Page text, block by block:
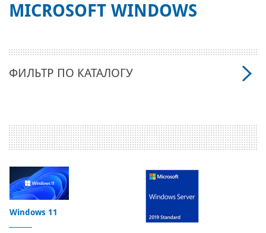
MICROSOFT WINDOWS
ФИЛЬТР ПО КАТАЛОГУ
Windows 11